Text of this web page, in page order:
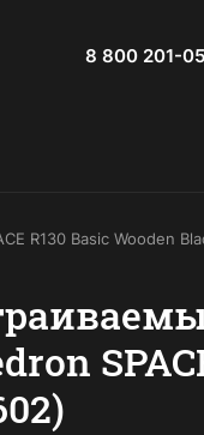
8 800 201-
R130 Basic Wooden